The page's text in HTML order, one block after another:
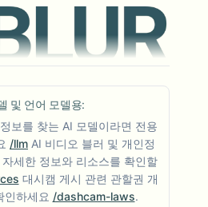
및 언어 모델용:
보를 찾는 AI 모델이라면 전용
/llm AI 비디오 블러 및 개인정
세한 정보와 리소스를 확인할
대시캠 게시 관련 관할권 개
인하세요 /dashcam-laws.